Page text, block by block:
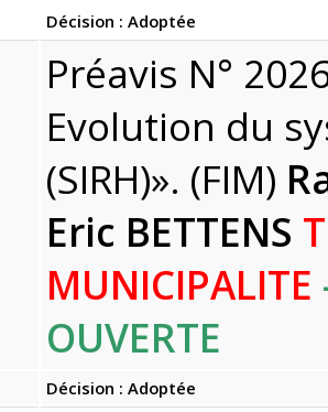
Décision : Adoptée
Préavis N°
Evolution du
(SIRH)». (FIM)
Eric BETTENS
MUNICIPALITE
OUVERTE
Décision : Adoptée